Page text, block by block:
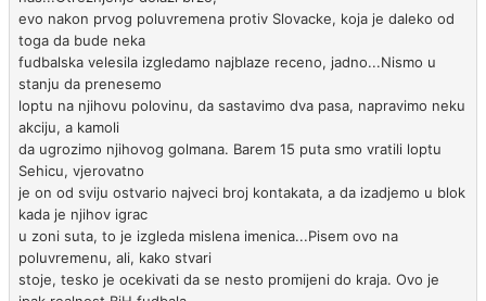
evo nakon prvog poluvremena protiv Slovacke, koja je daleko od
toga da bude neka
fudbalska velesila izgledamo najblaze receno, jadno...Nismo u
stanju da prenesemo
loptu na njihovu polovinu, da sastavimo dva pasa, napravimo neku
akciju, a kamoli
da ugrozimo njihovog golmana. Barem 15 puta smo vratili loptu
Sehicu, vjerovatno
je on od sviju ostvario najveci broj kontakata, a da izadjemo u blok
kada je njihov igrac
u zoni suta, to je izgleda mislena imenica...Pisem ovo na
poluvremenu, ali, kako stvari
stoje, tesko je ocekivati da se nesto promijeni do kraja. Ovo je